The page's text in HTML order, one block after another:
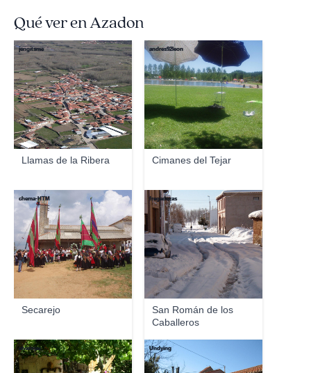
Qué ver en Azadon
Llamas de la Ribera
jengitsme
Cimanes del Tejar
andres92leon
Secarejo
chema-HTM
San Román de los
Caballeros
fregaduras
alvarojav Undying